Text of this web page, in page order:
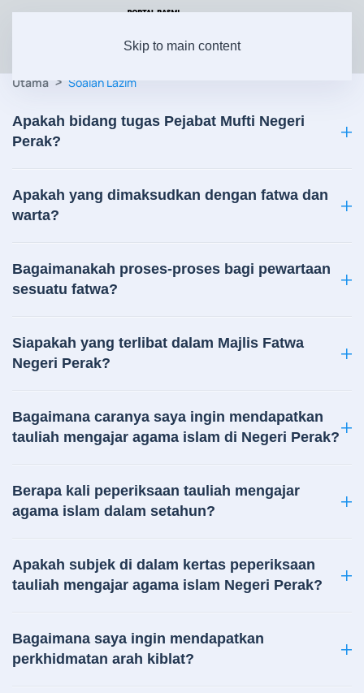
Skip to main content
Utama Soalan Lazim
Apakah bidang tugas Pejabat Mufti Negeri
Perak?
Apakah yang dimaksudkan dengan fatwa dan
warta?
Bagaimanakah proses-proses bagi pewartaan
sesuatu fatwa?
Siapakah yang terlibat dalam Majlis Fatwa
Negeri Perak?
Bagaimana caranya saya ingin mendapatkan
tauliah mengajar agama islam di Negeri Perak?
Berapa kali peperiksaan tauliah mengajar
agama islam dalam setahun?
Apakah subjek di dalam kertas peperiksaan
tauliah mengajar agama islam Negeri Perak?
Bagaimana saya ingin mendapatkan
perkhidmatan arah kiblat?